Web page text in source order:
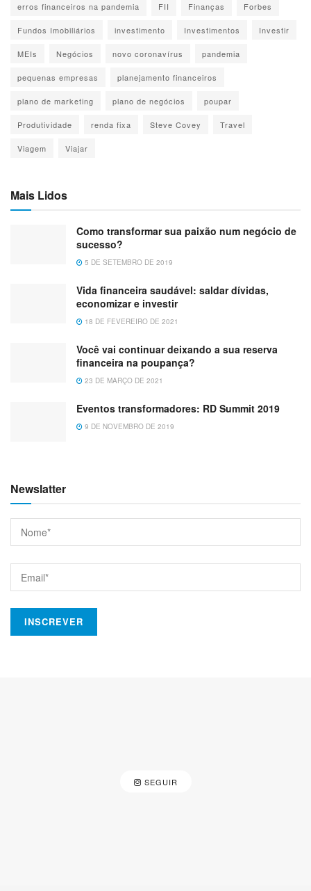
erros financeiros na pandemia FII Finanças Forbes
Fundos Imobiliários investimento Investimentos Investir
MEIs Negócios novo coronavírus pandemia
pequenas empresas planejamento financeiros
plano de marketing plano de negócios poupar
Produtividade renda fixa Steve Covey Travel
Viagem Viajar
Mais Lidos
Como transformar sua paixão num negócio de
sucesso?
5 DE SETEMBRO DE 2019
Vida financeira saudável: saldar dívidas,
economizar e investir
18 DE FEVEREIRO DE 2021
Você vai continuar deixando a sua reserva
financeira na poupança?
23 DE MARÇO DE 2021
Eventos transformadores: RD Summit 2019
9 DE NOVEMBRO DE 2019
Newslatter
SEGUIR